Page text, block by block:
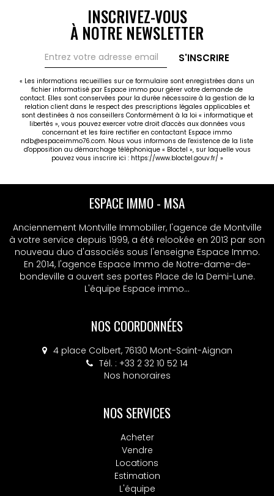
INSCRIVEZ-VOUS
À NOTRE NEWSLETTER
S'INSCRIRE
« Les informations recueillies sur ce formulaire sont enregistrées dans un
fichier informatisé par Espace immo pour gérer votre demande de
contact. Elles sont conservées pour la durée nécessaire à la gestion de la
relation client dans le respect des prescriptions légales applicables et
sont destinées à nos conseillers Conformément à la loi « informatique et
libertés », vous pouvez exercer votre droit d'accès aux données vous
concernant et les faire rectifier en contactant Espace immo
ndb@espaceimmo76.com. Nous vous informons de l'existence de la liste
d'opposition au démarchage téléphonique « Bloctel », sur laquelle vous
pouvez vous inscrire ici : https://www.bloctel.gouv.fr/ »
ESPACE IMMO - MSA
Anciennement Montville Immobilier, l'agence de Montville
à votre service depuis 1999, a été relookée en 2013 par son
nouveau duo d'associés sous l'enseigne Espace Immo.
En 2014, l'agence Espace Immo de Notre-dame-de-
bondeville a ouvert ses portes Place de la Demi-Lune.
L'équipe Espace immo...
NOS COORDONNÉES
4 place Colbert, 76130 Mont-Saint-Aignan
Tél. : +33 2 32 10 52 14
Nos honoraires
NOS SERVICES
Acheter
Vendre
Locations
Estimation
L'équipe